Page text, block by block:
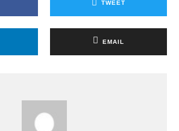
TWEET
EMAIL